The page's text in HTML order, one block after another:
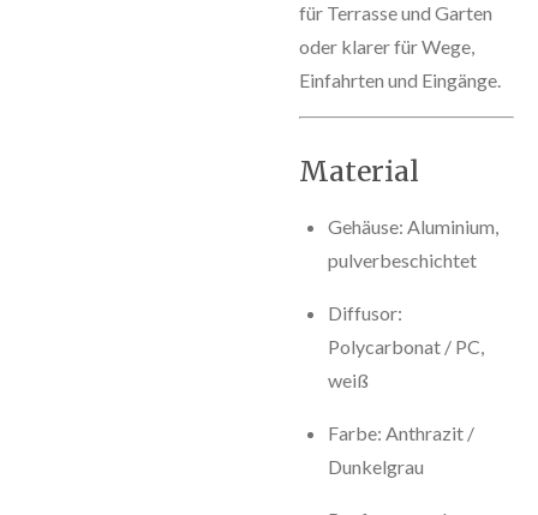
für Terrasse und Garten
oder klarer für Wege,
Einfahrten und Eingänge.
Material
Gehäuse: Aluminium,
pulverbeschichtet
Diffusor:
Polycarbonat / PC,
weiß
Farbe: Anthrazit /
Dunkelgrau